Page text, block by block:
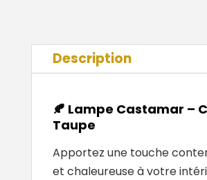
Description
🍂 Lampe Castamar –
Taupe
Apportez une touche
et chaleureuse à votre